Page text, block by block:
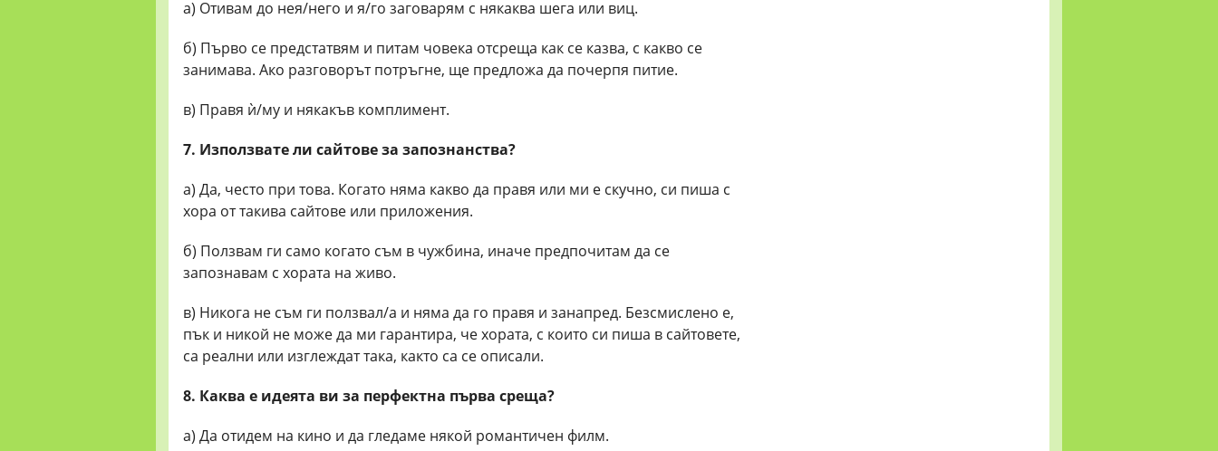
а) Отивам до нея/него и я/го заговарям с някаква шега или виц.
б) Първо се предстатвям и питам човека отсреща как се казва, с какво се
занимава. Ако разговорът потръгне, ще предложа да почерпя питие.
в) Правя ѝ/му и някакъв комплимент.
7. Използвате ли сайтове за запознанства?
а) Да, често при това. Когато няма какво да правя или ми е скучно, си пиша с
хора от такива сайтове или приложения.
б) Ползвам ги само когато съм в чужбина, иначе предпочитам да се
запознавам с хората на живо.
в) Никога не съм ги ползвал/а и няма да го правя и занапред. Безсмислено е,
пък и никой не може да ми гарантира, че хората, с които си пиша в сайтовете,
са реални или изглеждат така, както са се описали.
8. Каква е идеята ви за перфектна първа среща?
а) Да отидем на кино и да гледаме някой романтичен филм.